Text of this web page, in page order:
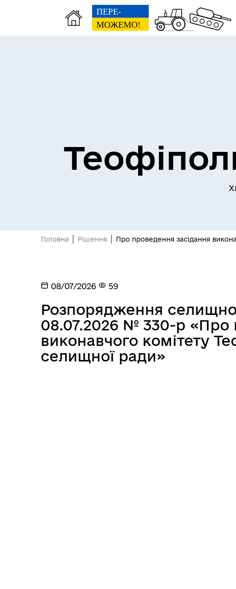
Головна Рішення Про проведення засідання
08/07/2026 59
Розпорядження
08.07.2026 № 330-р «Про
виконавчого комітету
селищної ради»